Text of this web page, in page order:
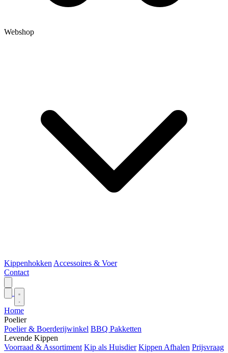
Webshop
Kippenhokken Accessoires & Voer
Contact
Home
Poelier
Poelier & Boerderijwinkel BBQ Pakketten
Levende Kippen
Voorraad & Assortiment Kip als Huisdier Kippen Afhalen Prijsvraag